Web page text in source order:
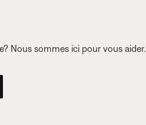
Nous sommes ici pour vous aider.